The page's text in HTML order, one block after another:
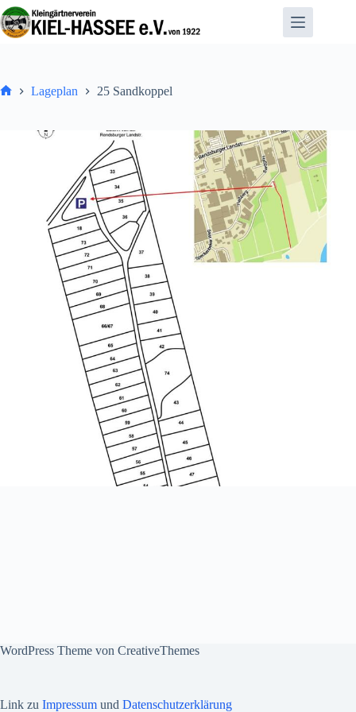
Zum
Inhalt
springen
Lageplan 25 Sandkoppel
WordPress Theme von CreativeThemes
Link zu Impressum und Datenschutzerklärung